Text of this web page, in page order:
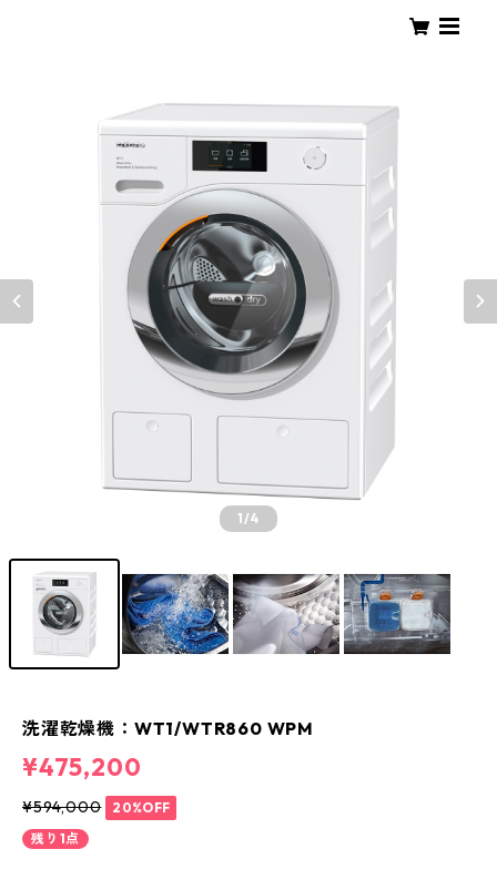
1/4
洗濯乾燥機：WT1/WTR860 WPM
¥475,200
¥594,000
20%OFF
残り1点